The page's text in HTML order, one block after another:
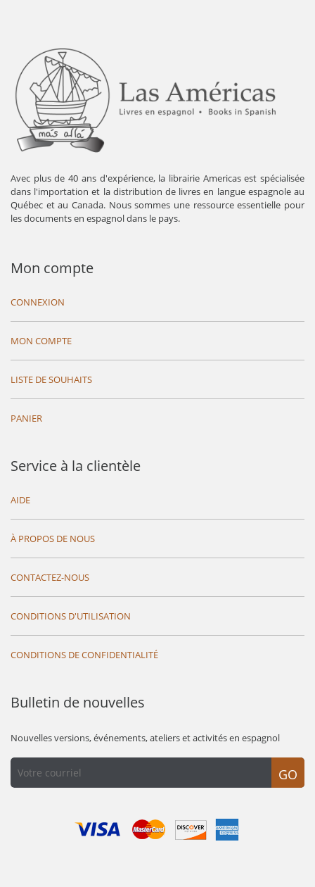
Avec plus de 40 ans d'expérience, la librairie Americas est spécialisée
dans l'importation et la distribution de livres en langue espagnole au
Québec et au Canada. Nous sommes une ressource essentielle pour
les documents en espagnol dans le pays.
Mon compte
CONNEXION
MON COMPTE
LISTE DE SOUHAITS
PANIER
Service à la clientèle
AIDE
À PROPOS DE NOUS
CONTACTEZ-NOUS
CONDITIONS D'UTILISATION
CONDITIONS DE CONFIDENTIALITÉ
Bulletin de nouvelles
Nouvelles versions, événements, ateliers et activités en espagnol
GO